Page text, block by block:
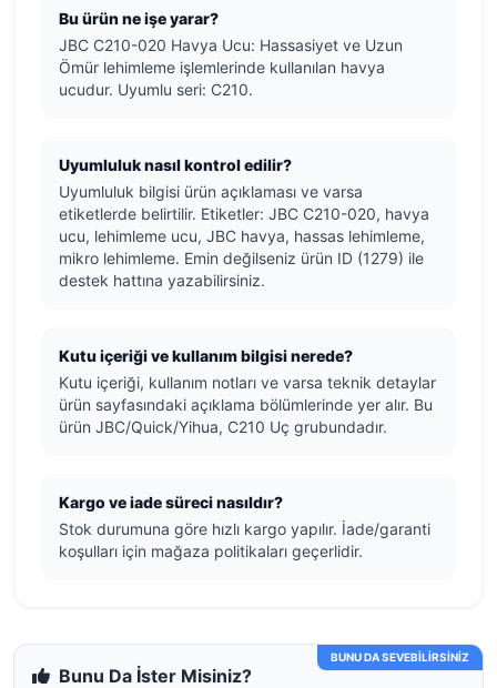
Bu ürün ne işe yarar?
JBC C210-020 Havya Ucu: Hassasiyet ve Uzun
Ömür lehimleme işlemlerinde kullanılan havya
ucudur. Uyumlu seri: C210.
Uyumluluk nasıl kontrol edilir?
Uyumluluk bilgisi ürün açıklaması ve varsa
etiketlerde belirtilir. Etiketler: JBC C210-020, havya
ucu, lehimleme ucu, JBC havya, hassas lehimleme,
mikro lehimleme. Emin değilseniz ürün ID (1279) ile
destek hattına yazabilirsiniz.
Kutu içeriği ve kullanım bilgisi nerede?
Kutu içeriği, kullanım notları ve varsa teknik detaylar
ürün sayfasındaki açıklama bölümlerinde yer alır. Bu
ürün JBC/Quick/Yihua, C210 Uç grubundadır.
Kargo ve iade süreci nasıldır?
Stok durumuna göre hızlı kargo yapılır. İade/garanti
koşulları için mağaza politikaları geçerlidir.
BUNU DA SEVEBİLİRSİNİZ
Bunu Da İster Misiniz?